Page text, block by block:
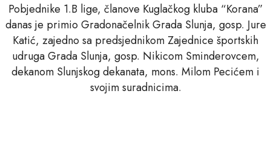
Pobjednike 1.B lige, članove Kuglačkog kluba “Korana”
danas je primio Gradonačelnik Grada Slunja, gosp. Jure
Katić, zajedno sa predsjednikom Zajednice športskih
udruga Grada Slunja, gosp. Nikicom Sminderovcem,
dekanom Slunjskog dekanata, mons. Milom Pecićem i
svojim suradnicima.